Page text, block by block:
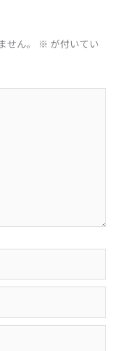
ん。 ※ が付いてい